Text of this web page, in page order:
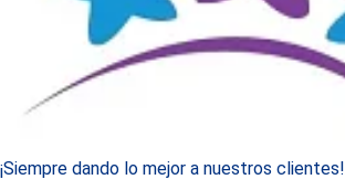
¡Siempre dando lo mejor a nuestros clientes!